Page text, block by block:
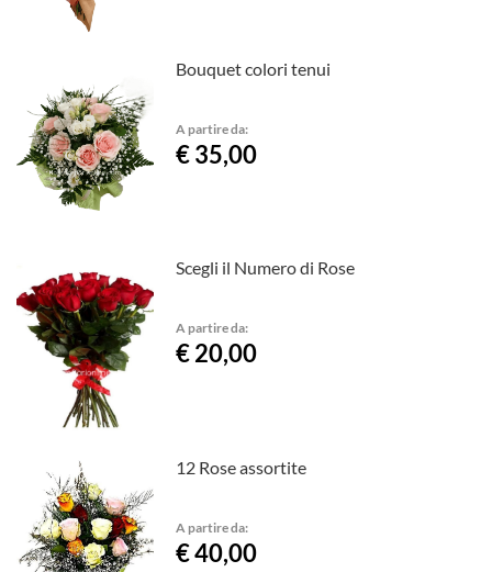
Bouquet colori tenui
A partire da:
€ 35,00
Scegli il Numero di Rose
A partire da:
€ 20,00
12 Rose assortite
A partire da:
€ 40,00